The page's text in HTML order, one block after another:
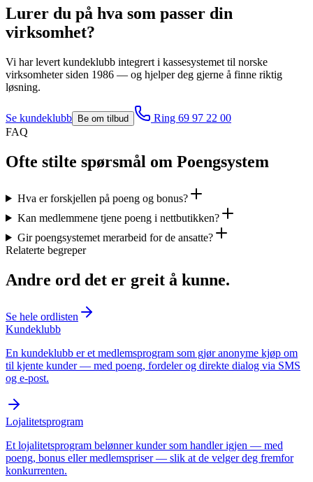
Lurer du på hva som passer din
virksomhet?
Vi har levert kundeklubb integrert i kassesystemet til norske
virksomheter siden 1986 — og hjelper deg gjerne å finne riktig
løsning.
Se kundeklubb Be om tilbud
Ring 69 97 22 00
FAQ
Ofte stilte spørsmål om Poengsystem
Hva er forskjellen på poeng og bonus?
Kan medlemmene tjene poeng i nettbutikken?
Gir poengsystemet merarbeid for de ansatte?
Relaterte begreper
Andre ord det er greit å kunne.
Se hele ordlisten
Kundeklubb
En kundeklubb er et medlemsprogram som gjør anonyme kjøp om
til kjente kunder — med poeng, fordeler og direkte dialog via SMS
og e-post.
Lojalitetsprogram
Et lojalitetsprogram belønner kunder som handler igjen — med
poeng, bonus eller medlemspriser — slik at de velger deg fremfor
konkurrenten.